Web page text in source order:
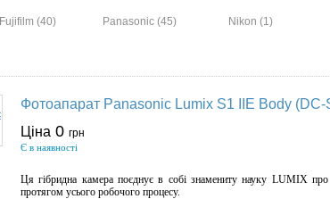
Fujifilm (40) Panasonic (45) Nikon (1)
Фотоапарат Panasonic Lumix S1 IIE Body
Ціна 0 грн
Є в наявності
Ця гібридна камера поєднує в собі знамениту науку LUMIX
протягом усього робочого процесу.